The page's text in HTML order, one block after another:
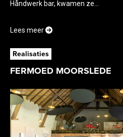
Håndwerk bar, kwamen ze...
Lees meer
Realisaties
FERMOED MOORSLEDE